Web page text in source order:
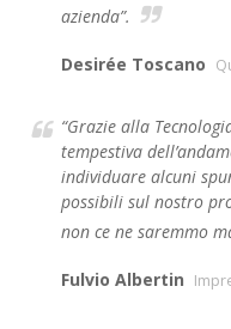
azienda”.
Desirée Toscano
“Grazie alla
tempestiva
individuare alcuni
possibili sul nostro
non ce ne saremmo
Fulvio Albertin